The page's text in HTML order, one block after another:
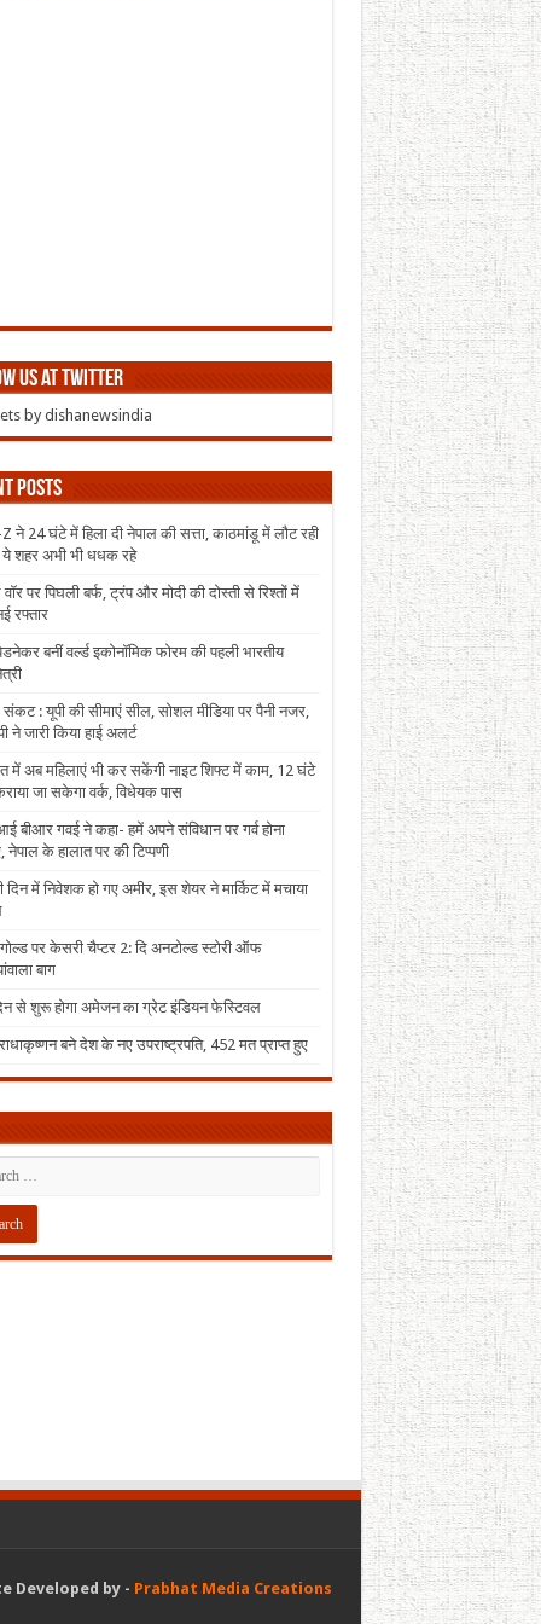
us at Twitter
by dishanewsindia
Posts
ने 24 घंटे में हिला दी नेपाल की सत्ता, काठमांडू में लौट रही
ये शहर अभी भी धधक रहे
पर पिघली बर्फ, ट्रंप और मोदी की दोस्ती से रिश्तों में
रफ्तार
बनीं वर्ल्ड इकोनॉमिक फोरम की पहली भारतीय
संकट : यूपी की सीमाएं सील, सोशल मीडिया पर पैनी नजर,
ने जारी किया हाई अलर्ट
में अब महिलाएं भी कर सकेंगी नाइट शिफ्ट में काम, 12 घंटे
जा सकेगा वर्क, विधेयक पास
बीआर गवई ने कहा- हमें अपने संविधान पर गर्व होना
नेपाल के हालात पर की टिप्पणी
दिन में निवेशक हो गए अमीर, इस शेयर ने मार्किट में मचाया
गोल्ड पर केसरी चैप्टर 2: दि अनटोल्ड स्टोरी ऑफ
बाग
से शुरू होगा अमेजन का ग्रेट इंडियन फेस्टिवल
बने देश के नए उपराष्ट्रपति, 452 मत प्राप्त हुए
Developed by - Prabhat Media Creations